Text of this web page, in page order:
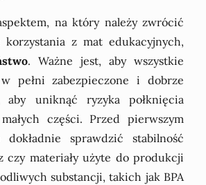
na który należy zwrócić
korzystania z mat edukacyjnych,
. Ważne jest, aby wszystkie
pełni zabezpieczone i dobrze
aby uniknąć ryzyka połknięcia
części. Przed pierwszym
sprawdzić stabilność
czy materiały użyte do produkcji
substancji, takich jak BPA